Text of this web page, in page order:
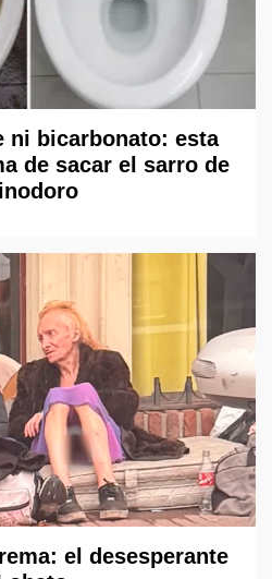
ni bicarbonato: esta
de sacar el sarro de
el desesperante